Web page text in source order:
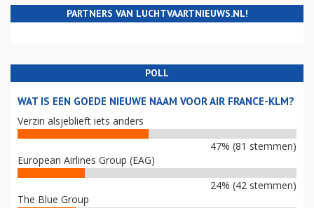
PARTNERS VAN LUCHTVAARTNIEUWS.NL!
POLL
WAT IS EEN GOEDE NIEUWE NAAM VOOR AIR FRANCE-KLM?
Verzin alsjeblieft iets anders
47% (81 stemmen)
European Airlines Group (EAG)
24% (42 stemmen)
The Blue Group